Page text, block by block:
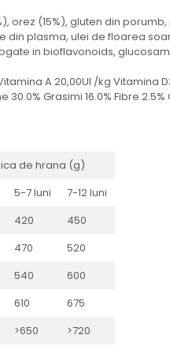
orez (15%), gluten din
din plasma, ulei de floarea
in bioflavonoids,
A 20,00UI /kg Vitamina
30.0% Grasimi 16.0% Fibre
de hrana (g)
5-7 luni
7-12 luni
420
450
470
520
540
600
610
675
>650 >720